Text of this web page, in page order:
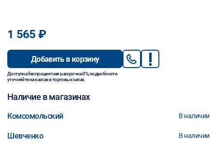
1 565 ₽
Добавить в корзину
Доступна беспроцентная рассрочка 0%, подробности
уточняйте на кассах в торговых залах.
Наличие в магазинах
Комсомольский В наличии
Шевченко В наличии